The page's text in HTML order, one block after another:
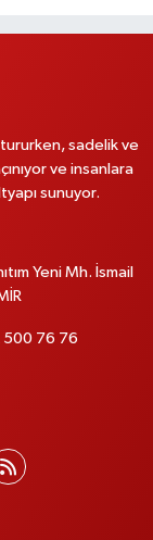
sadelik ve
ve insanlara
sunuyor.
Yeni Mh. İsmail
500 76 76